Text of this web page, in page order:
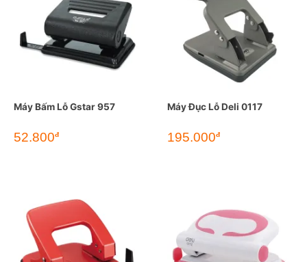
Máy Bấm Lỗ Gstar 957
52.800đ
Máy Đục Lỗ Deli 0117
195.000đ